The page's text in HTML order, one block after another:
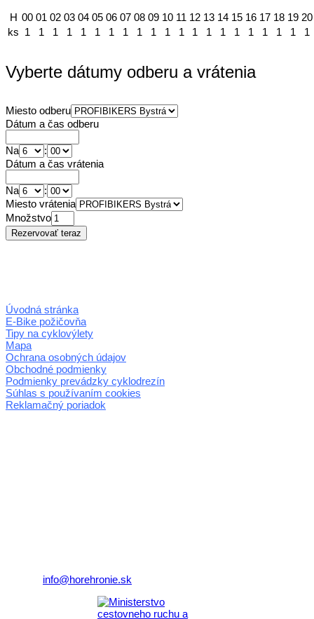
H 00 01 02 03 04 05 06 07 08 09 10 11 12 13 14 15 16 17 18 19 20
ks 1 1 1 1 1 1 1 1 1 1 1 1 1 1 1 1 1 1 1 1 1
Vyberte dátumy odberu a vrátenia
Miesto odberu
Dátum a čas odberu
Na
:
Dátum a čas vrátenia
Na
:
Miesto vrátenia
Množstvo
Úvodná stránka
E-Bike požičovňa
Tipy na cyklovýlety
Mapa
Ochrana osobných údajov
Obchodné podmienky
Podmienky prevádzky cyklodrezín
Súhlas s používaním cookies
Reklamačný poriadok
info@horehronie.sk